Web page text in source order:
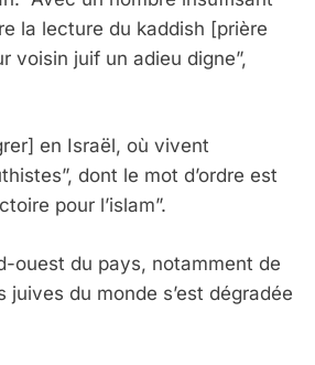
la lecture du kaddish [prière
voisin juif un adieu digne”,
en Israël, où vivent
dont le mot d’ordre est
pour l’islam”.
ouest du pays, notamment de
du monde s’est dégradée